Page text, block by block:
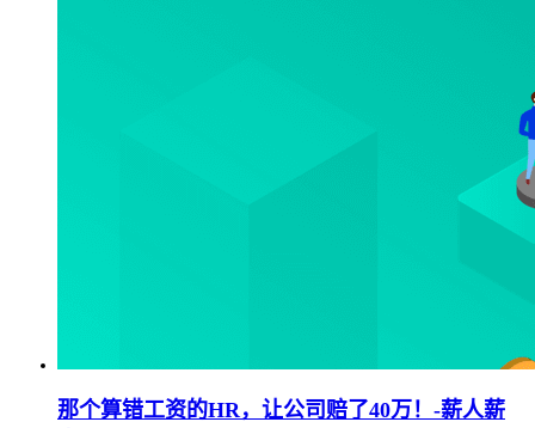
那个算错工资的HR，让公司赔了40万！-薪人薪